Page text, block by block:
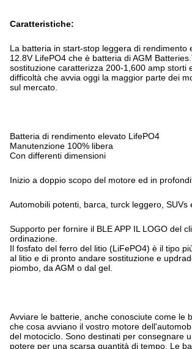
Caratteristiche:
La batteria in start-stop leggera di rendimento
12.8V LifePO4 che è batteria di AGM
sostituzione caratterizza 200-1,600 amp storti
difficoltà che avvia oggi la maggior parte dei
sul mercato.
Batteria di rendimento elevato LifePO4
Manutenzione 100% libera
Con differenti dimensioni
Inizio a doppio scopo del motore ed in
Automobili potenti, barca, turck leggero, SUVs
Supporto per fornire il BLE APP IL LOGO del
ordinazione.
Il fosfato del ferro del litio (LiFePO4) è il tipo
al litio e di pronto andare sostituzione e
piombo, da AGM o dal gel.
Avviare le batterie, anche conosciute come le
che cosa avviano il vostro motore
del motociclo. Sono destinati per consegnare
potere per una scarsa quantità di tempo. Le